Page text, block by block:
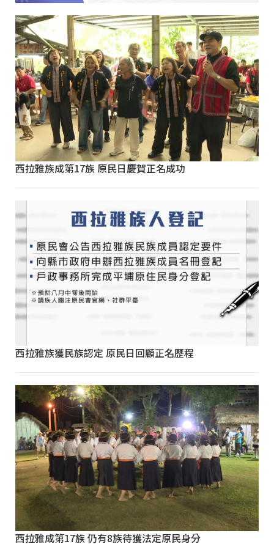
西拉雅族成第17族 原民日慶賀正名成功
西拉雅族獲民族認定 原民日回顧正名歷程
西拉雅成第17族 仍有8族待獲法定原民身分